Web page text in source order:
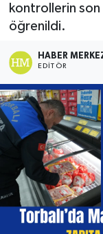
kontrollerin son
öğrenildi.
HABER
EDITÖR
Tüm
Son Dakika
Haber Arşivi